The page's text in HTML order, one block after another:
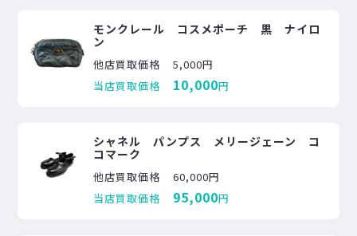
モンクレール コスメポーチ 黒 ナイロ
ン
他店買取価格
5,000円
当店買取価格
10,000円
シャネル パンプス メリージェーン コ
コマーク
他店買取価格
60,000円
当店買取価格
95,000円